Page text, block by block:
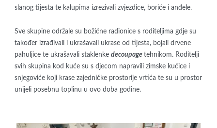
slanog tijesta te kalupima izrezivali zvjezdice, boriće i anđele.
Sve skupine održale su božićne radionice s roditeljima gdje su
također izrađivali i ukrašavali ukrase od tijesta, bojali drvene
pahuljice te ukrašavali staklenke decoupage tehnikom. Roditelji
svih skupina kod kuće su s djecom napravili zimske kućice i
snjegoviće koji krase zajedničke prostorije vrtića te su u prostor
unijeli posebnu toplinu u ovo doba godine.